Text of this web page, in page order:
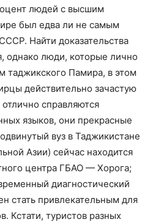
людей с высшим
был едва ли не самым
Найти доказательства
однако люди, которые лично
таджикского Памира, в этом
действительно зачастую
справляются
языков, они прекрасные
вуз в Таджикистане
Азии) сейчас находится
центра ГБАО — Хорога;
диагностический
стать привлекательным для
Кстати, туристов разных